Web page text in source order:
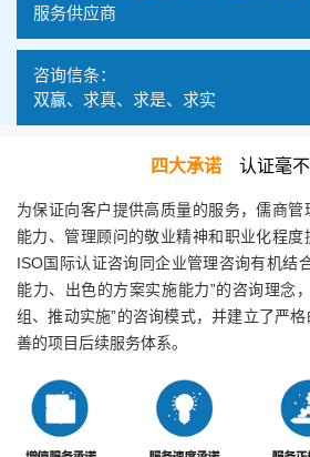
服务供应商
咨询信条：
双赢、求真、求是、求实
四大承诺 认证毫
为保证向客户提供高质量的服务，儒商
能力、管理顾问的敬业精神和职业化程
ISO国际认证咨询同企业管理咨询有机结
能力、出色的方案实施能力”的咨询理念
组、推动实施”的咨询模式，并建立了严
善的项目后续服务体系。